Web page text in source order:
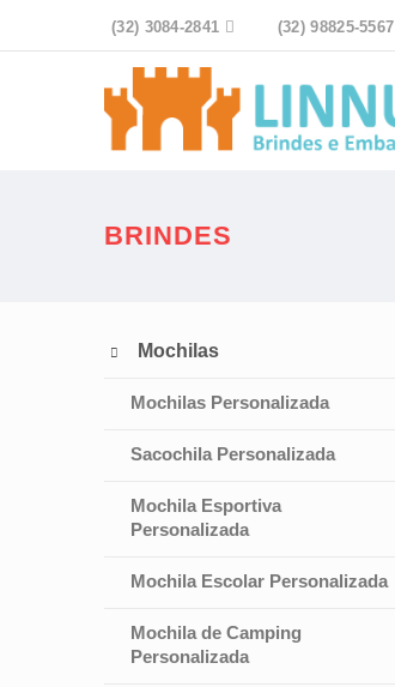
(32) 3084-2841  (32) 98825-5567
BRINDES
 Mochilas
Mochilas Personalizada
Sacochila Personalizada
Mochila Esportiva
Personalizada
Mochila Escolar Personalizada
Mochila de Camping
Personalizada